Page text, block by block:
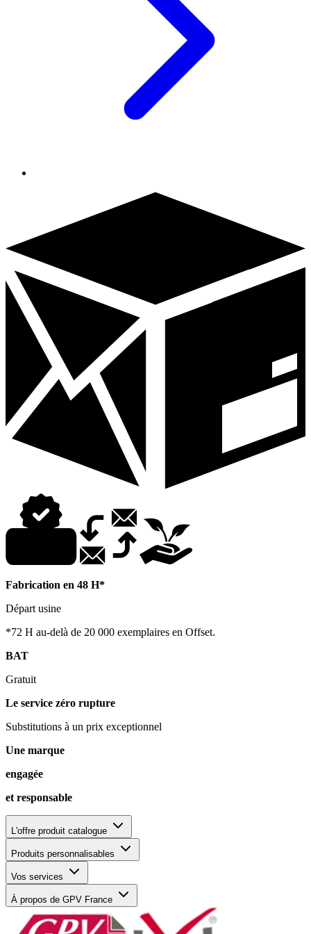
Fabrication en 48 H*
Départ usine
*72 H au-delà de 20 000 exemplaires en Offset.
BAT
Gratuit
Le service zéro rupture
Substitutions à un prix exceptionnel
Une marque
engagée
et responsable
L'offre produit catalogue
Produits personnalisables
Vos services
À propos de GPV France